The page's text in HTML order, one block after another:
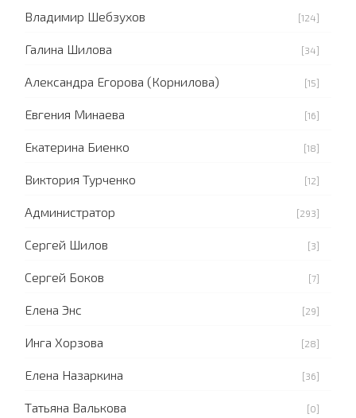
Владимир Шебзухов [124]
Галина Шилова [34]
Александра Егорова (Корнилова) [15]
Евгения Минаева [16]
Екатерина Биенко [18]
Виктория Турченко [12]
Администратор [293]
Сергей Шилов [3]
Сергей Боков [7]
Елена Энс [29]
Инга Хорзова [28]
Елена Назаркина [36]
Татьяна Валькова [0]